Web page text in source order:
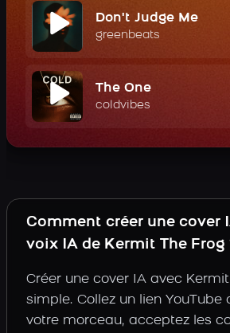
Don't Judge Me
greenbeats
The One
coldvibes
Comment créer une cover
voix IA de Kermit The Frog
Créer une cover IA avec
simple. Collez un lien YouTube
votre morceau, acceptez les